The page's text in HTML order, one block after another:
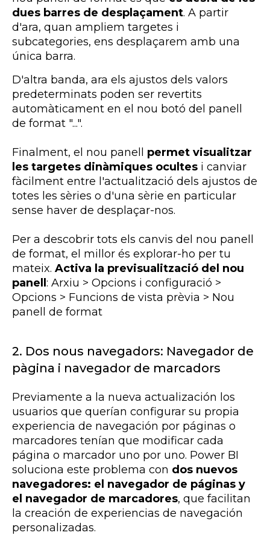
dues barres de desplaçament. A partir
d'ara, quan ampliem targetes i
subcategories, ens desplaçarem amb una
única barra.
D'altra banda, ara els ajustos dels valors
predeterminats poden ser revertits
automàticament en el nou botó del panell
de format "...".
Finalment, el nou panell permet visualitzar
les targetes dinàmiques ocultes i canviar
fàcilment entre l'actualització dels ajustos de
totes les sèries o d'una sèrie en particular
sense haver de desplaçar-nos.
Per a descobrir tots els canvis del nou panell
de format, el millor és explorar-ho per tu
mateix. Activa la previsualització del nou
panell: Arxiu > Opcions i configuració >
Opcions > Funcions de vista prèvia > Nou
panell de format
2. Dos nous navegadors: Navegador de
pàgina i navegador de marcadors
Previamente a la nueva actualización los
usuarios que querían configurar su propia
experiencia de navegación por páginas o
marcadores tenían que modificar cada
página o marcador uno por uno. Power BI
soluciona este problema con dos nuevos
navegadores: el navegador de páginas y
el navegador de marcadores, que facilitan
la creación de experiencias de navegación
personalizadas.